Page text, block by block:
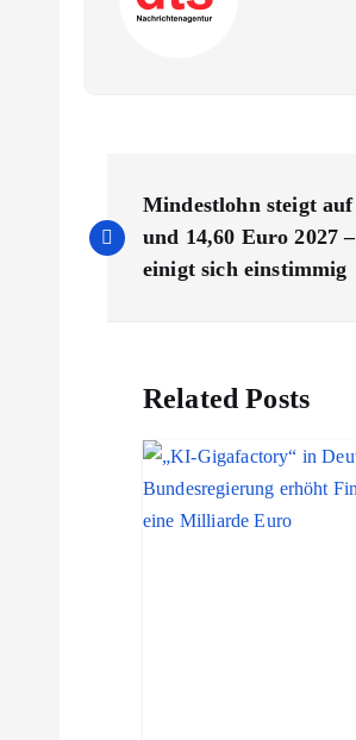
e
Mindestlohn steigt
und 14,60 Euro 2027
einigt sich einstimmig
Related Posts